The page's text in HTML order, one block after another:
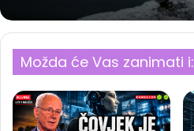
Možda će Vas zanimati i: